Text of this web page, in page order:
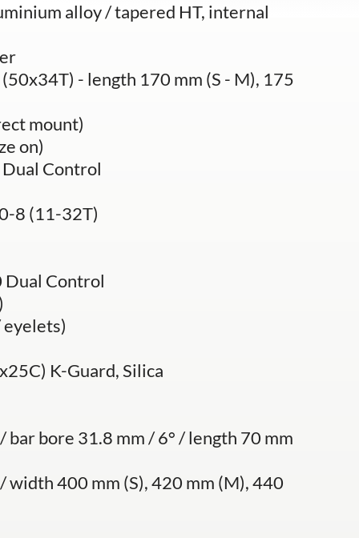
alloy / tapered HT, internal
- length 170 mm (S - M), 175
mount)
on)
Control
8 (11-32T)
Dual Control
eyelets)
K-Guard, Silica
bar bore 31.8 mm / 6° / length 70 mm
width 400 mm (S), 420 mm (M), 440